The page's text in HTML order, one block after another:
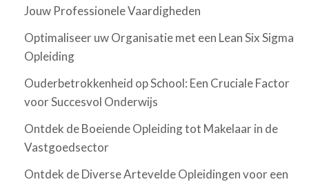
Jouw Professionele Vaardigheden
Optimaliseer uw Organisatie met een Lean Six Sigma
Opleiding
Ouderbetrokkenheid op School: Een Cruciale Factor
voor Succesvol Onderwijs
Ontdek de Boeiende Opleiding tot Makelaar in de
Vastgoedsector
Ontdek de Diverse Artevelde Opleidingen voor een